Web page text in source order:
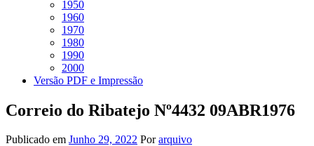
1950
1960
1970
1980
1990
2000
Versão PDF e Impressão
Correio do Ribatejo Nº4432 09ABR1976
Publicado em Junho 29, 2022 Porarquivo